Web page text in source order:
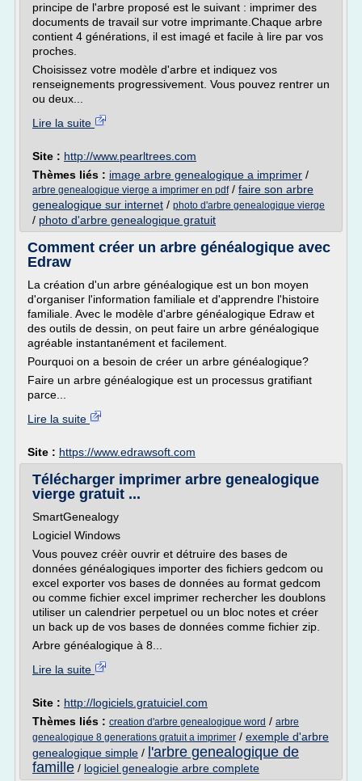
principe de l'arbre proposé est le suivant : imprimer des
documents de travail sur votre imprimante.Chaque arbre
contient 4 générations, il est imagé et facile à lire par vos
proches.
Choisissez votre modèle d'arbre et indiquez vos
renseignements progressivement. Vous pouvez rentrer un
ou deux...
Lire la suite
Site : http://www.pearltrees.com
Thèmes liés : image arbre genealogique a imprimer /
arbre genealogique vierge a imprimer en pdf/ faire son arbre
genealogique sur internet / photo d'arbre genealogique vierge
/ photo d'arbre genealogique gratuit
Comment créer un arbre généalogique avec
Edraw
La création d'un arbre généalogique est un bon moyen
d'organiser l'information familiale et d'apprendre l'histoire
familiale. Avec le modèle d'arbre généalogique Edraw et
des outils de dessin, on peut faire un arbre généalogique
agréable instantanément et facilement.
Pourquoi on a besoin de créer un arbre généalogique?
Faire un arbre généalogique est un processus gratifiant
parce...
Lire la suite
Site : https://www.edrawsoft.com
Télécharger imprimer arbre genealogique
vierge gratuit ...
SmartGenealogy
Logiciel Windows
Vous pouvez créèr ouvrir et détruire des bases de
données généalogiques importer des fichiers gedcom ou
excel exporter vos bases de données au format gedcom
ou comme fichier excel imprimer rechercher les doublons
utiliser un calendrier perpetuel ou un bloc notes et créer
un back up de vos bases de données comme fichier zip.
Arbre généalogique à 8...
Lire la suite
Site : http://logiciels.gratuiciel.com
Thèmes liés : creation d'arbre genealogique word / arbre
genealogique 8 generations gratuit a imprimer / exemple d'arbre
genealogique simple / l'arbre genealogique de
famille / logiciel genealogie arbre complete